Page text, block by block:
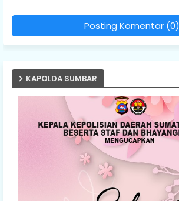
Posting Komentar (0)
KAPOLDA SUMBAR